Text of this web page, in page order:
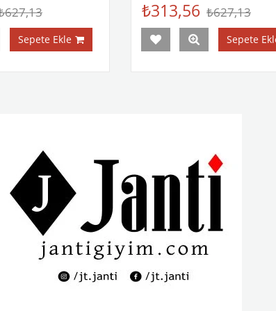
Sepete Ekle
₺313,56 ₺627,13
Sepete